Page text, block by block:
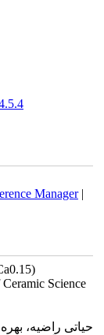
Manager
Ceramic Science
حیاتی راضیه،